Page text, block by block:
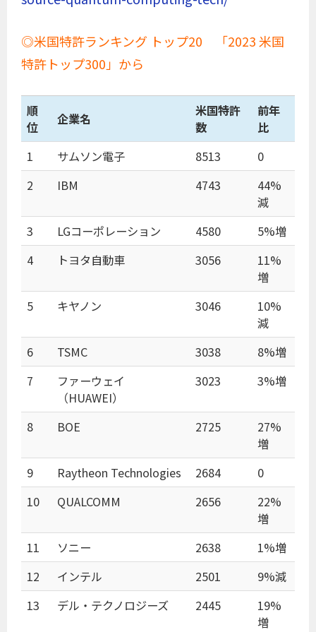
◎米国特許ランキング トップ20 「2023 米国
特許トップ300」から
順
位
企業名
米国特許
数
前年
比
1
サムソン電子 8513
0
2
IBM 4743
44%
減
3
LGコーポレーション 4580
5%増
4
トヨタ自動車 3056
11%
増
5
キヤノン 3046
10%
減
6
TSMC 3038
8%増
7
ファーウェイ
（HUAWEI）
3023 3%増
8 BOE 2725
27%
増
9
Raytheon Technologies 2684
0
10
QUALCOMM 2656
22%
増
11
ソニー 2638
1%増
12
インテル 2501
9%減
13
デル・テクノロジーズ 2445
19%
増